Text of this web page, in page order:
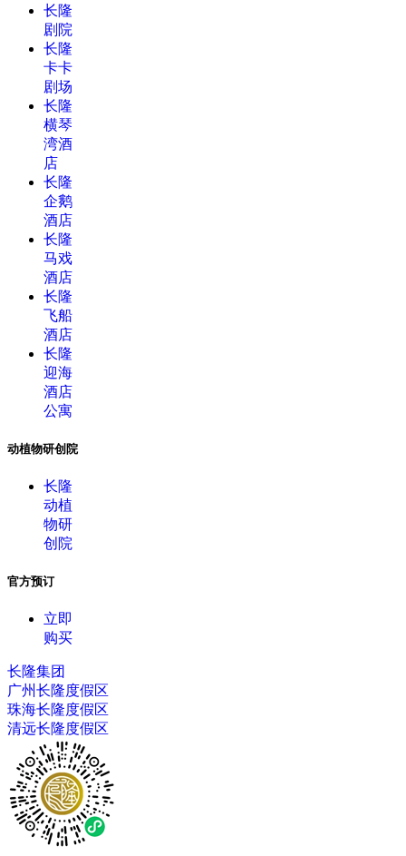
长隆
剧院
长隆
卡卡
剧场
长隆
横琴
湾酒
店
长隆
企鹅
酒店
长隆
马戏
酒店
长隆
飞船
酒店
长隆
迎海
酒店
公寓
动植物研创院
长隆
动植
物研
创院
官方预订
立即
购买
长隆集团
广州长隆度假区
珠海长隆度假区
清远长隆度假区